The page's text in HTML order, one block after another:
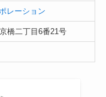
レーション
橋二丁目6番21号